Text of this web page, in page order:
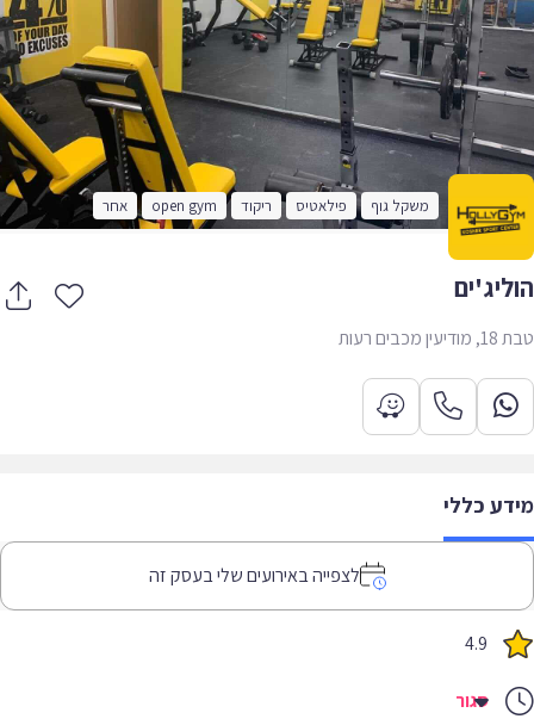
משקל גוף פילאטיס ריקוד open gym אחר
רעות
כללי
לצפייה באירועים שלי בעסק זה
4.9
סגור